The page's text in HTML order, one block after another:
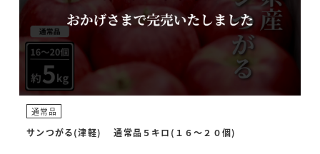
通常品
サンつがる(津軽) 通常品５キロ(１６〜２０個)